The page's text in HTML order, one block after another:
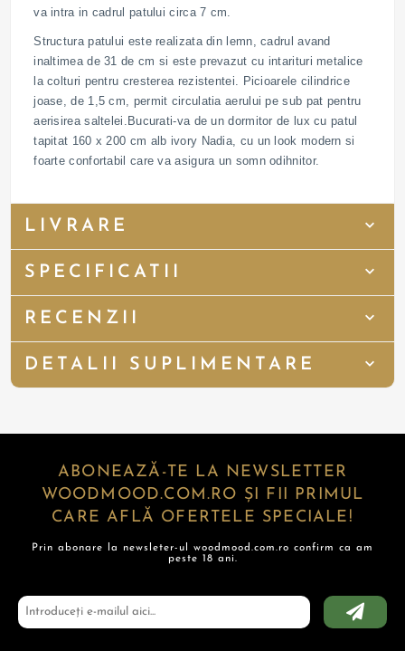
va intra in cadrul patului circa 7 cm.
Structura patului este realizata din lemn, cadrul avand
inaltimea de 31 de cm si este prevazut cu intarituri metalice
la colturi pentru cresterea rezistentei. Picioarele cilindrice
joase, de 1,5 cm, permit circulatia aerului pe sub pat pentru
aerisirea saltelei.Bucurati-va de un dormitor de lux cu patul
tapitat 160 x 200 cm alb ivory Nadia, cu un look modern si
foarte confortabil care va asigura un somn odihnitor.
LIVRARE
SPECIFICATII
RECENZII
DETALII SUPLIMENTARE
ABONEAZĂ-TE LA NEWSLETTER
WOODMOOD.COM.RO ȘI FII PRIMUL
CARE AFLĂ OFERTELE SPECIALE!
Prin abonare la newsleter-ul woodmood.com.ro confirm ca am
peste 18 ani.